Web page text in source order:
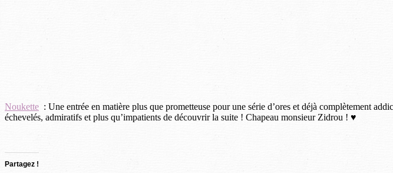
Noukette : Une entrée en matière plus que prometteuse pour une série d’ores et déjà complètement
échevelés, admiratifs et plus qu’impatients de découvrir la suite ! Chapeau monsieur Zidrou ! ♥
Partagez !